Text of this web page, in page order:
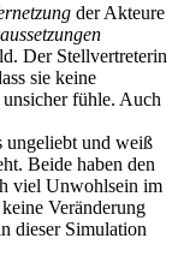
der Akteure
Der Stellvertreterin
sie keine
fühle. Auch
ungeliebt und weiß
Beide haben den
viel Unwohlsein im
Veränderung
dieser Simulation